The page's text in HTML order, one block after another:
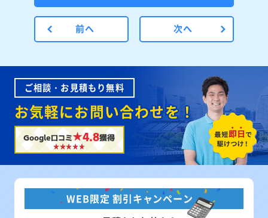
前へ 次へ
ご相談・お見積もり無料
お気軽にお問い合わせを！
Google口コミ★4.8獲得
WEB限定 割引キャンペーン